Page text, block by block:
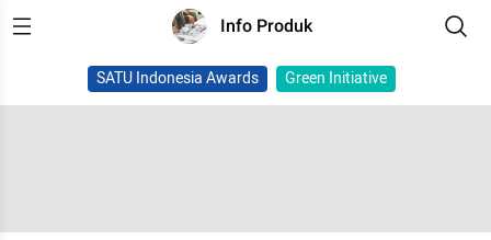
Info Produk
SATU Indonesia Awards Green Initiative